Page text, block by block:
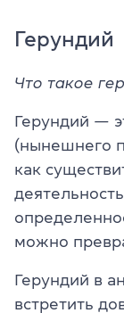
Герундий
Что такое
Герундий —
(нынешнего
как
можно
Герундий в
встретить